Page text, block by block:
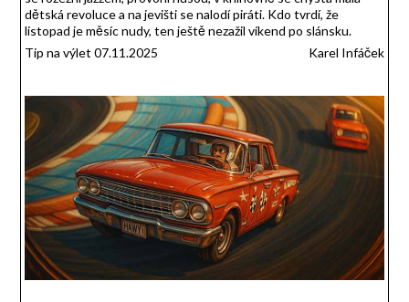
dětská revoluce a na jevišti se nalodí piráti. Kdo tvrdí, že
listopad je měsíc nudy, ten ještě nezažil víkend po slánsku.
Tip na výlet 07.11.2025
Karel Infáček